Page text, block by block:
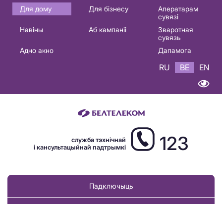
Основная
навигация
Для дому Для бізнесу
Аператарам
сувязі
Навіны
Аб кампаніі
Зваротная
сувязь
Адно акно
Дапамога
RU BE EN
служба тэхнічнай
і кансультацыйнай падтрымкі
123
Падключыць